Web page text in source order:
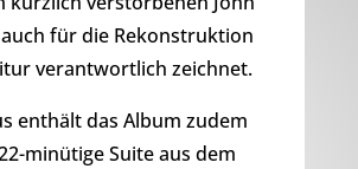
für die Rekonstruktion
verantwortlich zeichnet.
enthält das Album zudem
minütige Suite aus dem